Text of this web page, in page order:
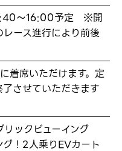
〜16:00予定 ※開
ース進行により前後
席いただけます。定
させていただきます
ックビューイング
グ！2人乗りEVカート